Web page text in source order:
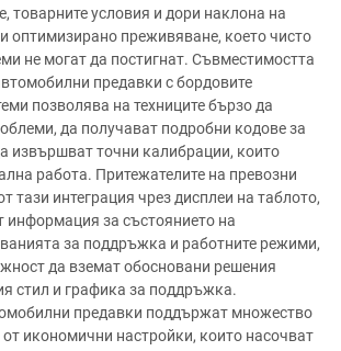
товарните условия и дори наклона на
оптимизирано преживяване, което чисто
не могат да постигнат. Съвместимостта
предавки с бордовите
позволява на техниците бързо да
да получават подробни кодове за
извършват точни калибрации, които
работа. Притежателите на превозни
тази интеграция чрез дисплеи на таблото,
информация за състоянието на
за поддръжка и работните режими,
да вземат обосновани решения
стил и графика за поддръжка.
предавки поддържат множество
икономични настройки, които насочват